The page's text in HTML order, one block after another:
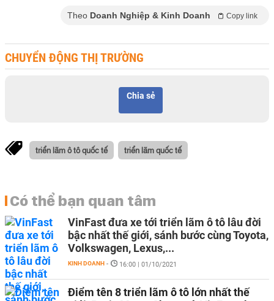
Theo Doanh Nghiệp & Kinh Doanh Copy link
CHUYỂN ĐỘNG THỊ TRƯỜNG
Chia sẻ
triển lãm ô tô quốc tế triển lãm quốc tế
Có thể bạn quan tâm
VinFast đưa xe tới triển lãm ô tô lâu đời
bậc nhất thế giới, sánh bước cùng Toyota,
Volkswagen, Lexus,...
KINH DOANH - 16:00 | 01/10/2021
Điểm tên 8 triển lãm ô tô lớn nhất thế